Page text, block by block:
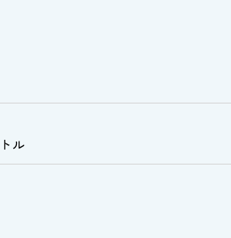
ル